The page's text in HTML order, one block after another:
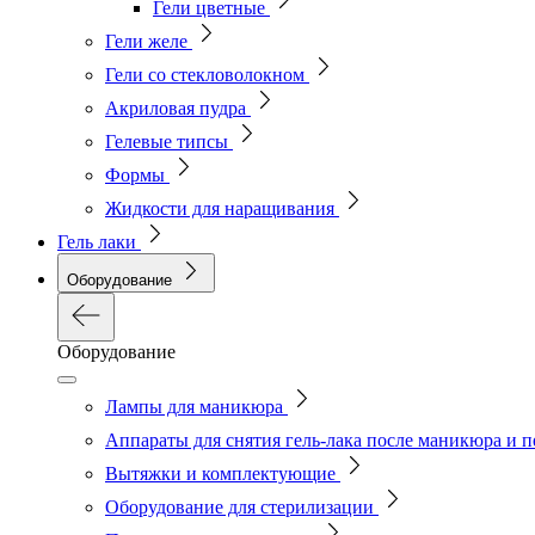
Гели цветные
Гели желе
Гели со стекловолокном
Акриловая пудра
Гелевые типсы
Формы
Жидкости для наращивания
Гель лаки
Оборудование
Оборудование
Лампы для маникюра
Аппараты для снятия гель-лака после маникюра и
Вытяжки и комплектующие
Оборудование для стерилизации